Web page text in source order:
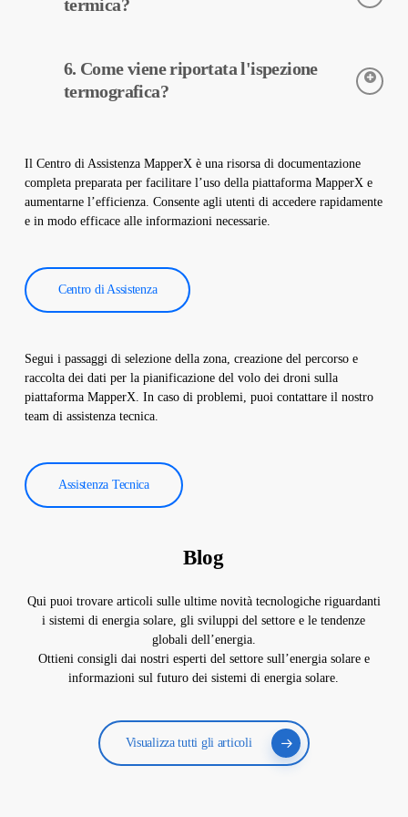
termica?
precisione le temperature delle apparecchiature negli impianti
solari. Queste telecamere aiutano nella diagnosi precoce dei
6. Come viene riportata l'ispezione
termografica?
sono utilizzati per migliorare l’efficienza degli impianti solari e
ridurre i costi operativi.
Il Centro di Assistenza MapperX è una risorsa di documentazione
completa preparata per facilitare l’uso della piattaforma MapperX e
aumentarne l’efficienza. Consente agli utenti di accedere rapidamente
e in modo efficace alle informazioni necessarie.
Centro di Assistenza
Segui i passaggi di selezione della zona, creazione del percorso e
raccolta dei dati per la pianificazione del volo dei droni sulla
piattaforma MapperX. In caso di problemi, puoi contattare il nostro
team di assistenza tecnica.
Assistenza Tecnica
Blog
Qui puoi trovare articoli sulle ultime novità tecnologiche riguardanti
i sistemi di energia solare, gli sviluppi del settore e le tendenze
globali dell’energia.
Ottieni consigli dai nostri esperti del settore sull’energia solare e
informazioni sul futuro dei sistemi di energia solare.
Visualizza tutti gli articoli